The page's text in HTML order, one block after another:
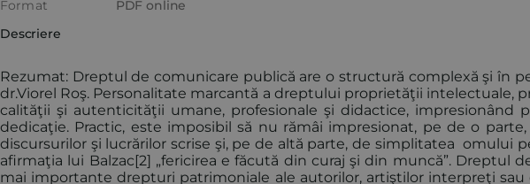
Format
PDF online
Descriere
Rezumat: Dreptul de comunicare publică are o structură complexă şi în
dr.Viorel Roş. Personalitate marcantă a dreptului proprietăţii intelectuale,
calităţii şi autenticităţii umane, profesionale şi didactice, impresionând
dedicaţie. Practic, este imposibil să nu rămâi impresionat, pe de o
discursurilor şi lucrărilor scrise şi, pe de altă parte, de simplitatea omului
afirmaţia lui Balzac[2] „fericirea e făcută din curaj şi din muncă”. Dreptul
mai importante drepturi patrimoniale ale autorilor, artiştilor interpreţi